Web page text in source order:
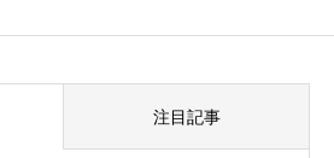
注目記事